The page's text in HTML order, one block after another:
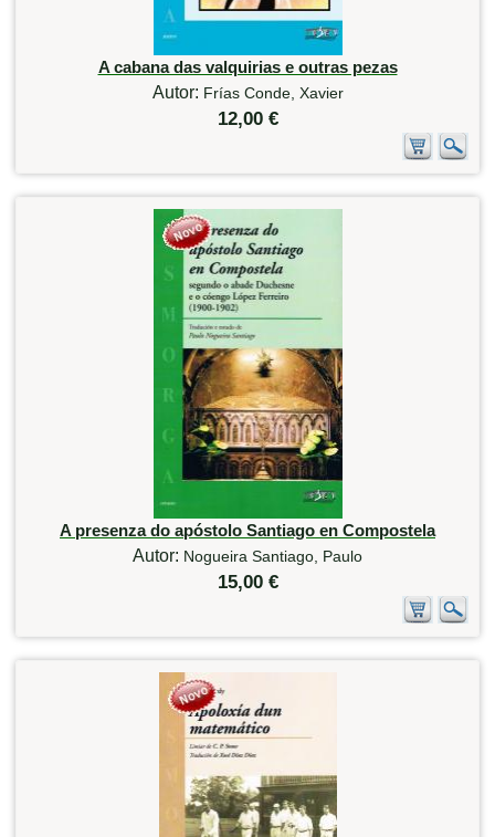
A cabana das valquirias e outras pezas
Autor: Frías Conde, Xavier
12,00 €
A presenza do apóstolo Santiago en Compostela
Autor: Nogueira Santiago, Paulo
15,00 €